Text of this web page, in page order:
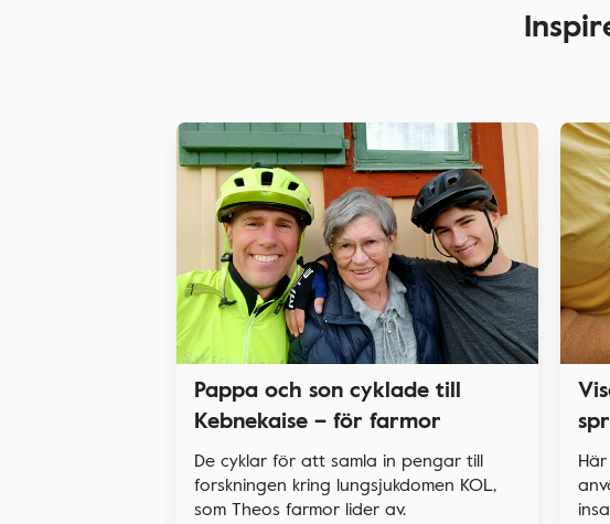
Pappa och son cyklade till
Kebnekaise – för farmor
De cyklar för att samla in pengar till
forskningen kring lungsjukdomen KOL,
som Theos farmor lider av.